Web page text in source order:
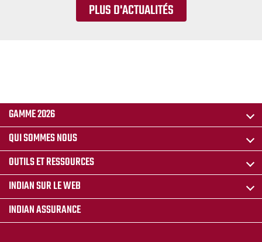
PLUS D'ACTUALITÉS
GAMME 2026
QUI SOMMES NOUS
OUTILS ET RESSOURCES
INDIAN SUR LE WEB
INDIAN ASSURANCE